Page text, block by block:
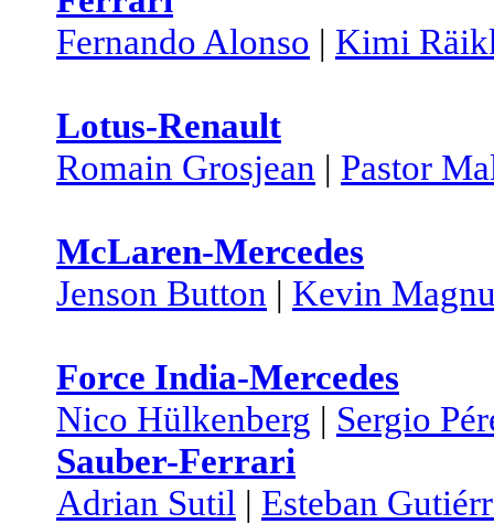
Fernando Alonso | Kimi
Lotus-Renault
Romain Grosjean | Pastor
McLaren-Mercedes
Jenson Button | Kevin
Force India-Mercedes
Nico Hülkenberg | Sergio
Sauber-Ferrari
Adrian Sutil | Esteban